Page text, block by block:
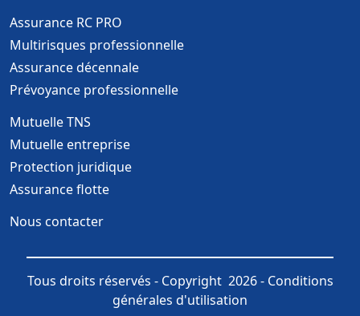
Assurance RC PRO
Multirisques professionnelle
Assurance décennale
Prévoyance professionnelle
Mutuelle TNS
Mutuelle entreprise
Protection juridique
Assurance flotte
Nous contacter
Tous droits réservés - Copyright 2026 - Conditions
générales d'utilisation